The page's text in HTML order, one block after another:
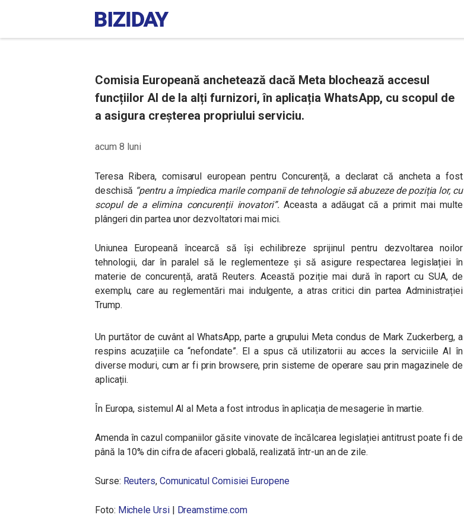
Comisia Europeană anchetează dacă Meta blochează accesul
funcțiilor AI de la alți furnizori, în aplicația WhatsApp, cu scopul de
a asigura creșterea propriului serviciu.
acum 8 luni
Teresa Ribera, comisarul european pentru Concurență, a declarat că ancheta a fost
deschisă “pentru a împiedica marile companii de tehnologie să abuzeze de poziția lor, cu
scopul de a elimina concurenții inovatori”. Aceasta a adăugat că a primit mai multe
plângeri din partea unor dezvoltatori mai mici.
Uniunea Europeană încearcă să își echilibreze sprijinul pentru dezvoltarea noilor
tehnologii, dar în paralel să le reglementeze și să asigure respectarea legislației în
materie de concurență, arată Reuters. Această poziție mai dură în raport cu SUA, de
exemplu, care au reglementări mai indulgente, a atras critici din partea Administrației
Trump.
Un purtător de cuvânt al WhatsApp, parte a grupului Meta condus de Mark Zuckerberg, a
respins acuzațiile ca “nefondate”. El a spus că utilizatorii au acces la serviciile AI în
diverse moduri, cum ar fi prin browsere, prin sisteme de operare sau prin magazinele de
aplicații.
În Europa, sistemul AI al Meta a fost introdus în aplicația de mesagerie în martie.
Amenda în cazul companiilor găsite vinovate de încălcarea legislației antitrust poate fi de
până la 10% din cifra de afaceri globală, realizată într-un an de zile.
Surse: Reuters, Comunicatul Comisiei Europene
Foto: Michele Ursi| Dreamstime.com